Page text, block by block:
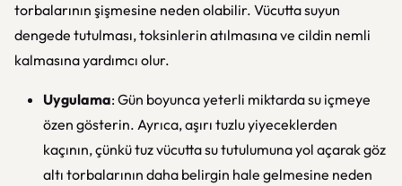
torbalarının şişmesine neden olabilir. Vücutta suyun
dengede tutulması, toksinlerin atılmasına ve cildin nemli
kalmasına yardımcı olur.
Uygulama: Gün boyunca yeterli miktarda su içmeye
özen gösterin. Ayrıca, aşırı tuzlu yiyeceklerden
kaçının, çünkü tuz vücutta su tutulumuna yol açarak göz
altı torbalarının daha belirgin hale gelmesine neden